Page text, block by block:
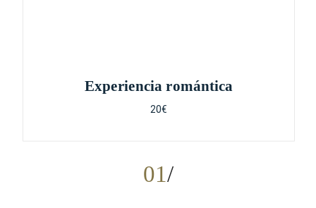
01
Experiencia romántica
20€